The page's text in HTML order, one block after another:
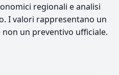
regionali e analisi
I valori rappresentano un
un preventivo ufficiale.